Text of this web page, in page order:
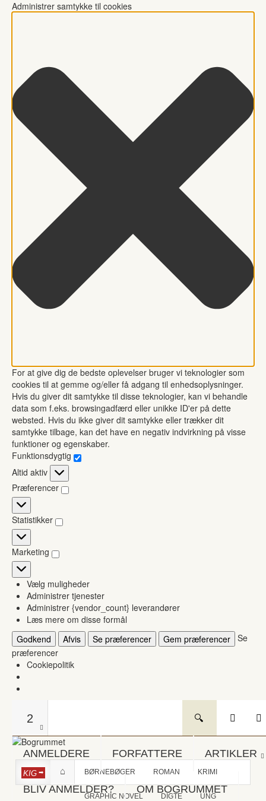
Administrer samtykke til cookies
For at give dig de bedste oplevelser bruger vi teknologier som
cookies til at gemme og/eller få adgang til enhedsoplysninger.
Hvis du giver dit samtykke til disse teknologier, kan vi behandle
data som f.eks. browsingadfærd eller unikke ID'er på dette
websted. Hvis du ikke giver dit samtykke eller trækker dit
samtykke tilbage, kan det have en negativ indvirkning på visse
funktioner og egenskaber.
Funktionsdygtig
Funktionsdygtig
Altid aktiv
Præferencer
Præferencer
Statistikker
Statistikker
Marketing
Marketing
Vælg muligheder
Administrer tjenester
Administrer {vendor_count} leverandører
Læs mere om disse formål
Godkend
Afvis Se præferencer Gem præferencer Se
præferencer
Cookiepolitik
2
ANMELDERE FORFATTERE ARTIKLER
BLIV ANMELDER? OM BOGRUMMET
KIG BØRNEBØGER ROMAN KRIMI
GRAPHIC NOVEL DIGTE UNG